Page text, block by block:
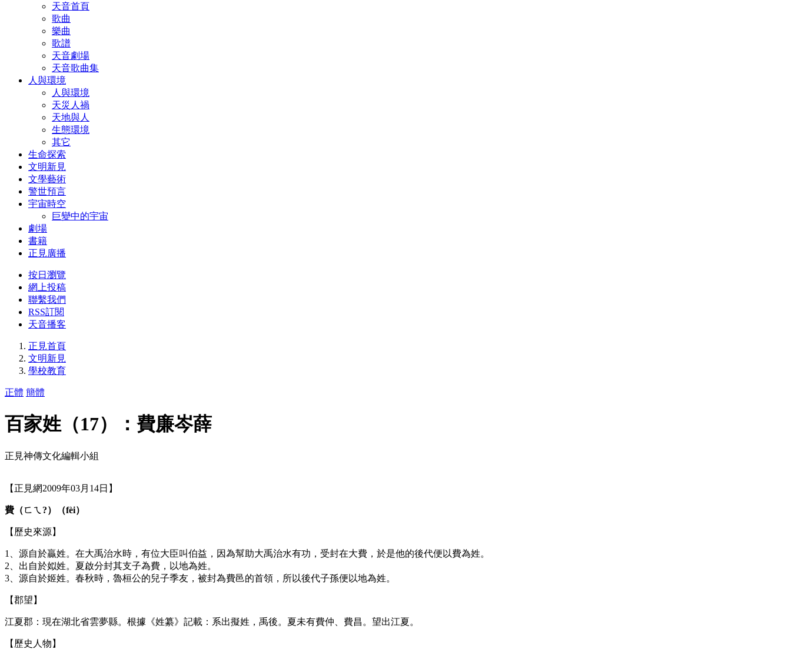
天音首頁
歌曲
樂曲
歌譜
天音劇場
天音歌曲集
人與環境
人與環境
天災人禍
天地與人
生態環境
其它
生命探索
文明新見
文學藝術
警世預言
宇宙時空
巨變中的宇宙
劇場
書籍
正見廣播
按日瀏覽
網上投稿
聯繫我們
RSS訂閱
天音播客
正見首頁
文明新見
學校教育
正體 簡體
百家姓（17）：費廉岑薛
正見神傳文化編輯小組
【正見網2009年03月14日】
費（ㄈㄟ?）（fèi）
【歷史來源】
1、源自於贏姓。在大禹治水時，有位大臣叫伯益，因為幫助大禹治水有功，受封在大費，於是他的後代便以費為姓。
2、出自於姒姓。夏啟分封其支子為費，以地為姓。
3、源自於姬姓。春秋時，魯桓公的兒子季友，被封為費邑的首領，所以後代子孫便以地為姓。
【郡望】
江夏郡：現在湖北省雲夢縣。根據《姓纂》記載：系出擬姓，禹後。夏未有費仲、費昌。望出江夏。
【歷史人物】